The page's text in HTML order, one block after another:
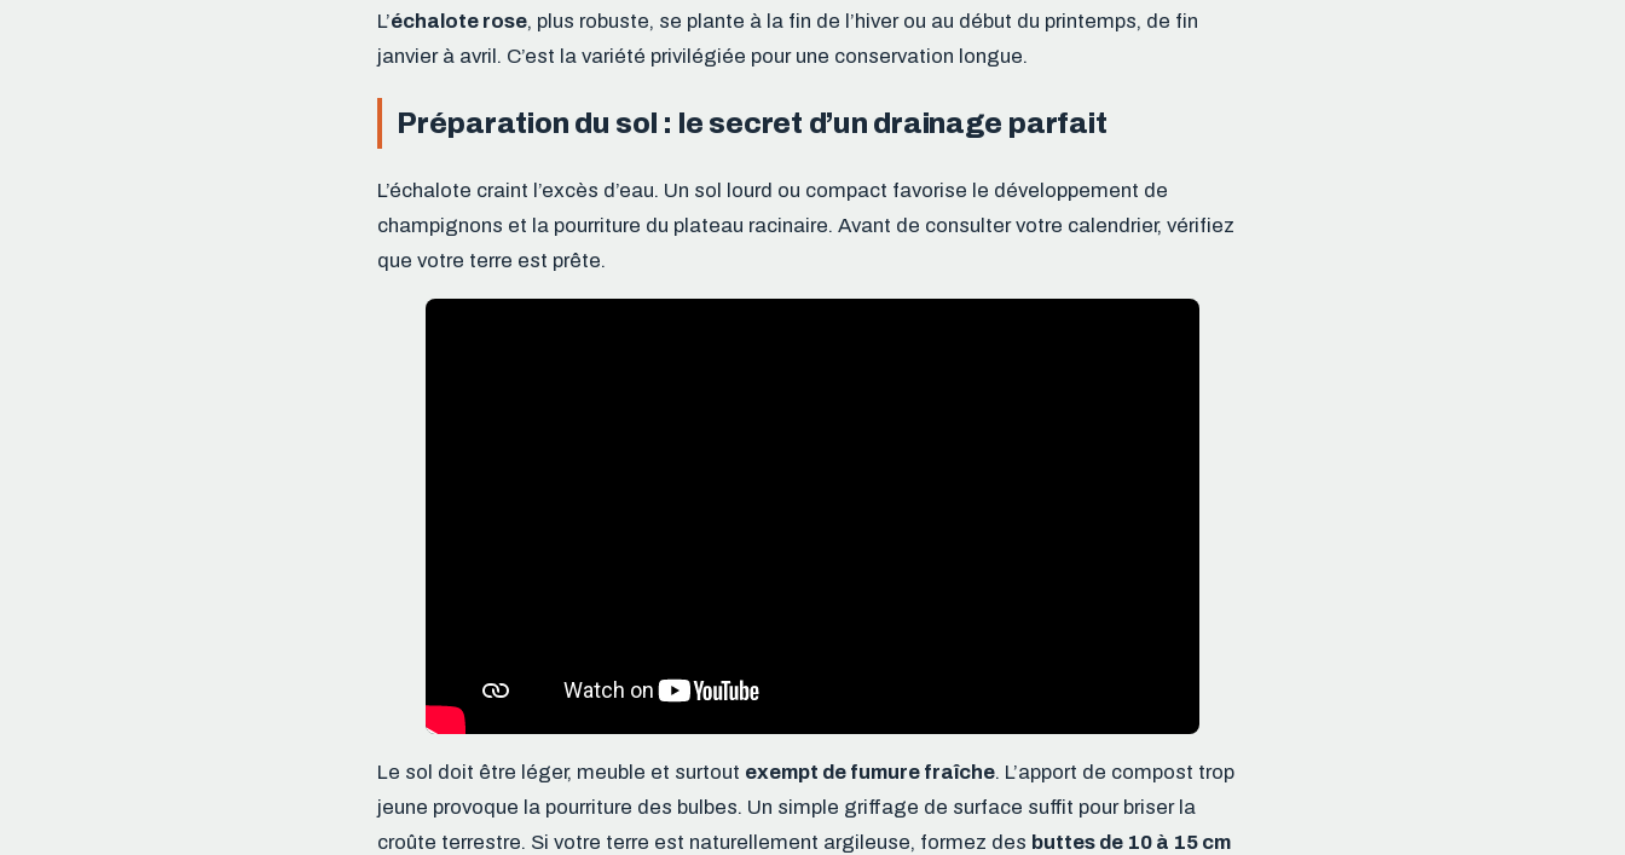
L’échalote rose, plus robuste, se plante à la fin de l’hiver ou au début du printemps, de fin
janvier à avril. C’est la variété privilégiée pour une conservation longue.
Préparation du sol : le secret d’un drainage parfait
L’échalote craint l’excès d’eau. Un sol lourd ou compact favorise le développement de
champignons et la pourriture du plateau racinaire. Avant de consulter votre calendrier, vérifiez
que votre terre est prête.
Le sol doit être léger, meuble et surtout exempt de fumure fraîche. L’apport de compost trop
jeune provoque la pourriture des bulbes. Un simple griffage de surface suffit pour briser la
croûte terrestre. Si votre terre est naturellement argileuse, formez des buttes de 10 à 15 cm